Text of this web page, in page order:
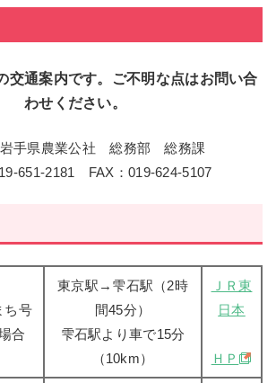
交通案内です。ご不明な点はお問い合
わせください。
岩手県農業公社 総務部 総務課
651-2181 FAX：019-624-5107
ち号
合
東京駅→雫石駅（2時
間45分）
雫石駅より車で15分
（10km）
ＪＲ東
日本
ＨＰ